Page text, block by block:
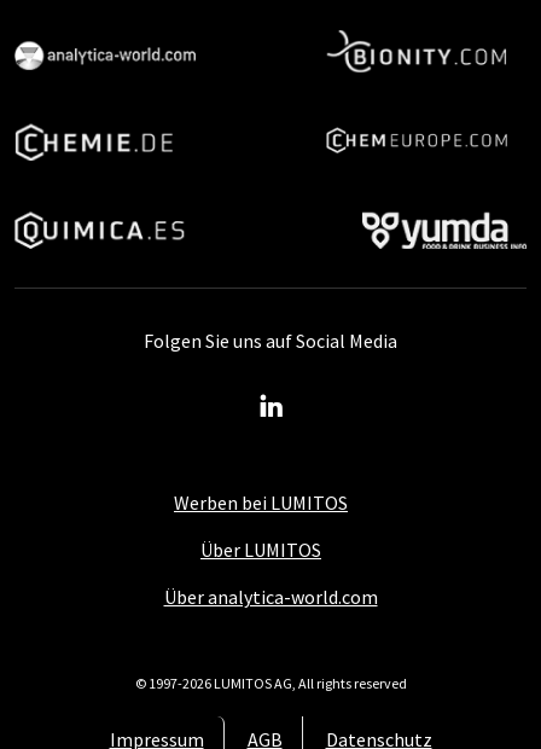
Werben bei LUMITOS
Über LUMITOS
Über analytica-world.com
Impressum AGB Datenschutz
Folgen Sie uns auf Social Media
© 1997-2026 LUMITOS AG, All rights reserved